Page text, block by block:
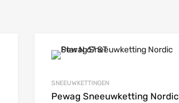
Add to Wishlist
Add to Compare
SNEEUWKETTINGEN
Pewag Sneeuwketting Nordic